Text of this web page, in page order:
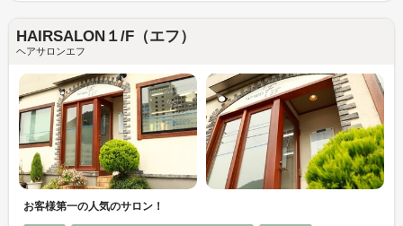
HAIRSALON１/F（エフ）
ヘアサロンエフ
お客様第一の人気のサロン！